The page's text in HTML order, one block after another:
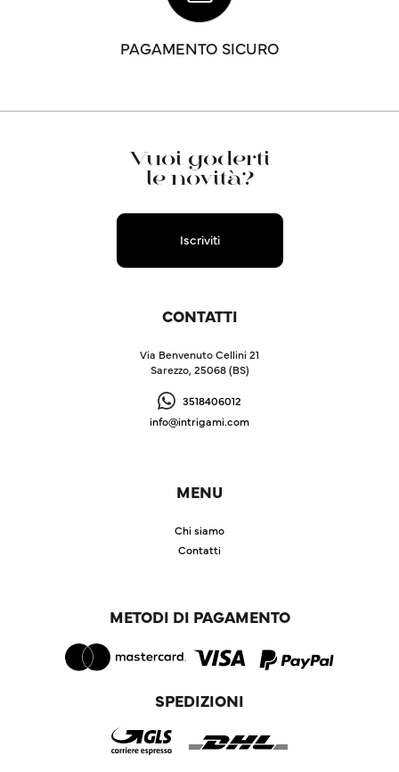
PAGAMENTO SICURO
Vuoi goderti
le novità?
Iscriviti
CONTATTI
Via Benvenuto Cellini 21
Sarezzo, 25068 (BS)
3518406012
info@intrigami.com
MENU
Chi siamo
Contatti
METODI DI PAGAMENTO
SPEDIZIONI